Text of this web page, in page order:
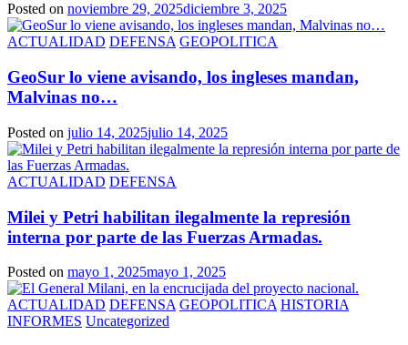
Posted on noviembre 29, 2025diciembre 3, 2025
ACTUALIDAD DEFENSA GEOPOLITICA
GeoSur lo viene avisando, los ingleses mandan,
Malvinas no…
Posted on julio 14, 2025julio 14, 2025
ACTUALIDAD DEFENSA
Milei y Petri habilitan ilegalmente la represión
interna por parte de las Fuerzas Armadas.
Posted on mayo 1, 2025mayo 1, 2025
ACTUALIDAD DEFENSA GEOPOLITICA HISTORIA
INFORMES Uncategorized